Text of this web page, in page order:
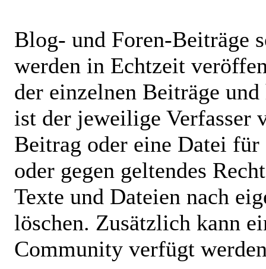
Blog- und Foren-Beiträge
werden in Echtzeit
der einzelnen Beiträge
ist der jeweilige Verfasser
Beitrag oder eine Datei
oder gegen geltendes
Texte und Dateien nach
löschen. Zusätzlich kann
Community verfügt